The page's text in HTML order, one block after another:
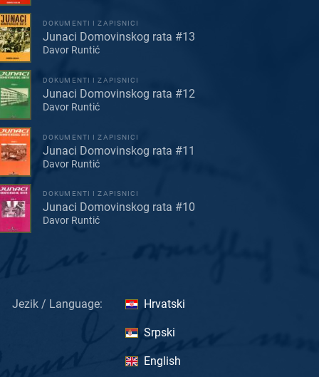
DOKUMENTI I ZAPISNICI
Junaci Domovinskog rata #13
Davor Runtić
DOKUMENTI I ZAPISNICI
Junaci Domovinskog rata #12
Davor Runtić
DOKUMENTI I ZAPISNICI
Junaci Domovinskog rata #11
Davor Runtić
DOKUMENTI I ZAPISNICI
Junaci Domovinskog rata #10
Davor Runtić
Jezik / Language: Hrvatski
Srpski
English